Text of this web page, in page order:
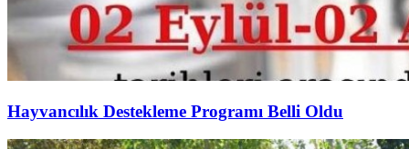
Hayvancılık Destekleme Programı Belli Oldu